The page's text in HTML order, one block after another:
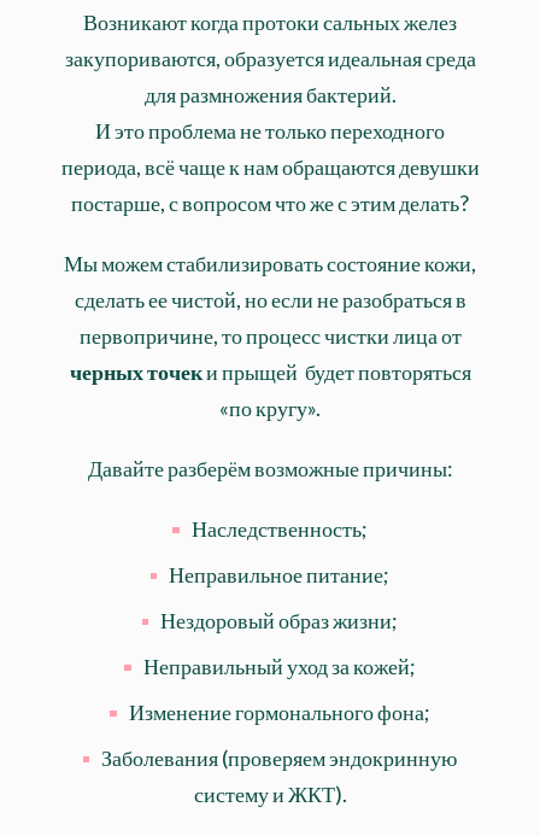
Возникают когда протоки сальных желез
закупориваются, образуется идеальная среда
для размножения бактерий.
И это проблема не только переходного
периода, всё чаще к нам обращаются девушки
постарше, с вопросом что же с этим делать?
Мы можем стабилизировать состояние кожи,
сделать ее чистой, но если не разобраться в
первопричине, то процесс чистки лица от
черных точеки прыщей будет повторяться
«по кругу».
Давайте разберём возможные причины:
Наследственность;
Неправильное питание;
Нездоровый образ жизни;
Неправильный уход за кожей;
Изменение гормонального фона;
Заболевания (проверяем эндокринную
систему и ЖКТ).